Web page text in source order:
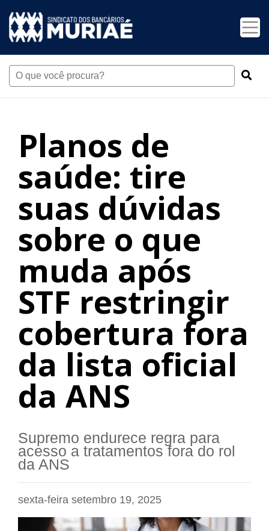
Planos de
saúde: tire
suas dúvidas
sobre o que
muda após
STF restringir
cobertura fora
da lista oficial
da ANS
Supremo endurece regra para
acesso a tratamentos fora do rol
da ANS
sexta-feira setembro 19, 2025